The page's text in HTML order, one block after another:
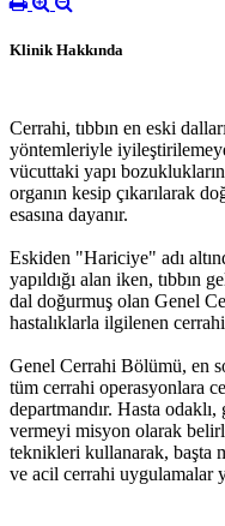
Klinik Hakkında
Cerrahi, tıbbın en eski
yöntemleriyle
vücuttaki yapı
organın kesip çıkarılarak
esasına dayanır.
Eskiden "Hariciye" adı
yapıldığı alan iken, tıbbın
dal doğurmuş olan Genel
hastalıklarla ilgilenen cerrahi
Genel Cerrahi Bölümü, en
tüm cerrahi operasyonlara
departmandır. Hasta
vermeyi misyon olarak
teknikleri kullanarak, başta
ve acil cerrahi uygulamalar